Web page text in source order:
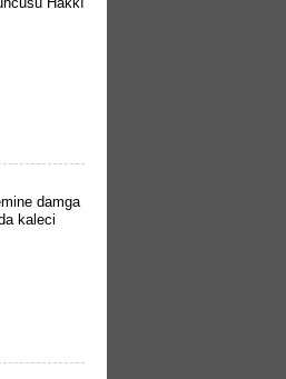
damga
kaleci